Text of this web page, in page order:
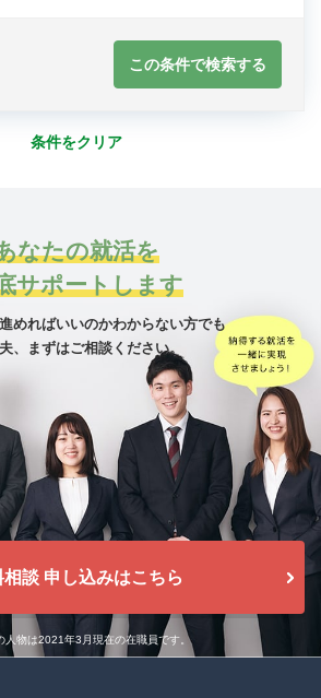
この条件で検索する
条件をクリア
なたの就活を
サポートします
めればいいのかわからない方でも
、
まずはご相談ください。
相談 申し込みはこちら
物は2021年3月現在の在職員です。